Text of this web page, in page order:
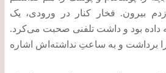
بیرون. فخار کنار در ورودی، یک
داده بود و داشت تلفنی صحبت می‌کرد.
برداشت و به ساعتِ نداشته‌اش اشاره